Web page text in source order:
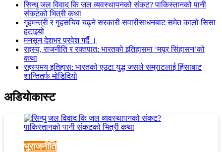
सिन्धु जल विवाद कि जल व्यवस्थापनको संकट? पाकिस्तानको पानी
संकटको भित्री कथा
गृहमन्त्री र गृहसचिव चढ्ने सरकारी सवारीसाधनबाट समेत कालो सिसा
हटाइयो
मनसून देशभर प्रवेश गर्दै ।
रहस्य, राजनीति र रक्तपात: भारतको इतिहासमा ‘मयूर सिंहासन’को
कथा
रहस्यमय इतिहास: भारतको एउटा युद्ध जसले सम्राटलाई हिंसाबाट
शान्तितर्फ मोडिदियो
अडियाेकास्ट
भूराजनीति